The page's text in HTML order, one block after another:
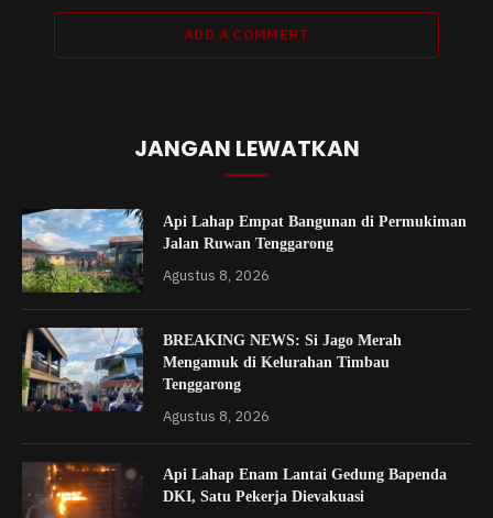
ADD A COMMENT
JANGAN LEWATKAN
Api Lahap Empat Bangunan di Permukiman
Jalan Ruwan Tenggarong
Agustus 8, 2026
BREAKING NEWS: Si Jago Merah
Mengamuk di Kelurahan Timbau
Tenggarong
Agustus 8, 2026
Api Lahap Enam Lantai Gedung Bapenda
DKI, Satu Pekerja Dievakuasi